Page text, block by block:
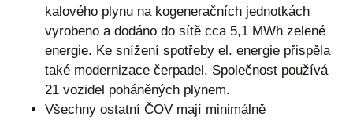
kalového plynu na kogeneračních jednotkách
vyrobeno a dodáno do sítě cca 5,1 MWh zelené
energie. Ke snížení spotřeby el. energie přispěla
také modernizace čerpadel. Společnost používá
21 vozidel poháněných plynem.
Všechny ostatní ČOV mají minimálně